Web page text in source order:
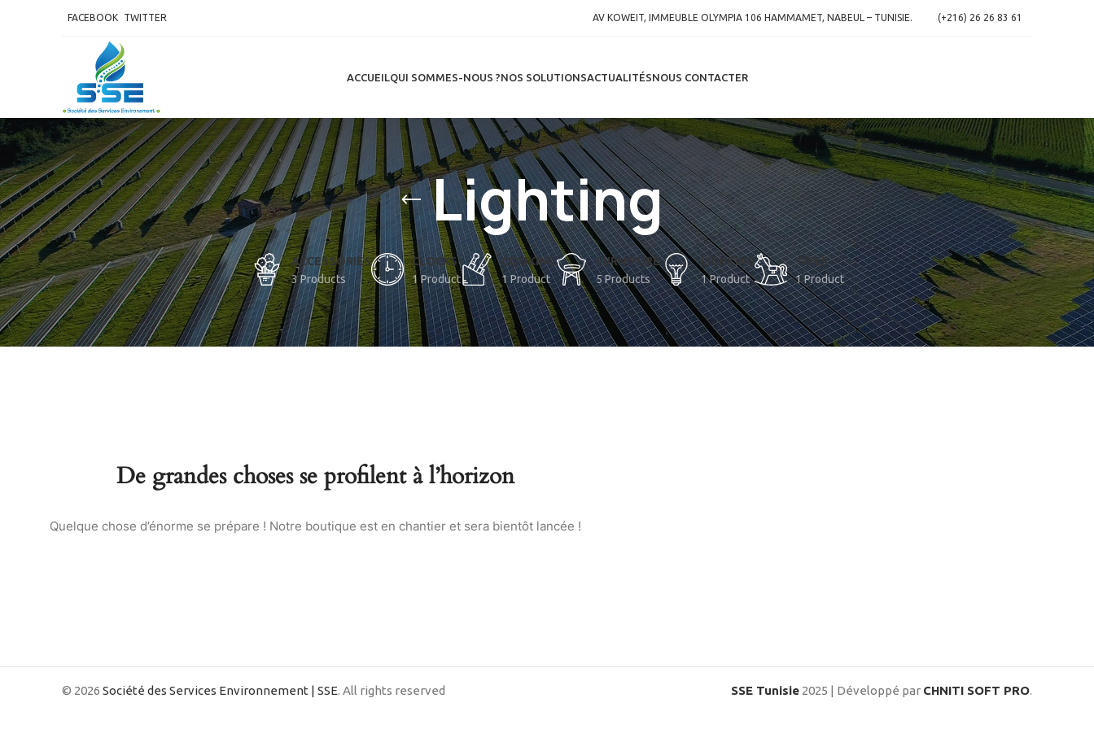
FACEBOOK TWITTER AV KOWEIT, IMMEUBLE OLYMPIA 106 HAMMAMET, NABEUL – TUNISIE. (+216) 26 26 83 61
ACCUEIL QUI SOMMES-NOUS ?NOS SOLUTIONSACTUALITÉSNOUS CONTACTER
Lighting
ACCESSORIES
3 Products
CLOCKS
1 Product
COOKING
1 Product
FURNITURE
5 Products
LIGHTING
1 Product
TOYS
1 Product
De grandes choses se profilent à l’horizon
Quelque chose d’énorme se prépare ! Notre boutique est en chantier et sera bientôt lancée !
© 2026 Société des Services Environnement | SSE. All rights reserved SSE Tunisie 2025 | Développé par CHNITI SOFT PRO.